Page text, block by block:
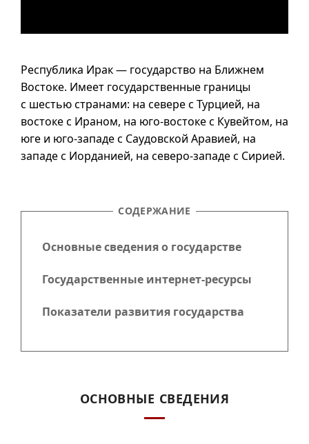
Республика Ирак — государство на Ближнем
Востоке. Имеет государственные границы
с шестью странами: на севере с Турцией, на
востоке с Ираном, на юго-востокес Кувейтом, на
юге и юго-западес Саудовской Аравией, на
западе с Иорданией, на северо-западе с Сирией.
СОДЕРЖАНИЕ
Основные сведения о государстве
Государственные интернет-ресурсы
Показатели развития государства
ОСНОВНЫЕ СВЕДЕНИЯ